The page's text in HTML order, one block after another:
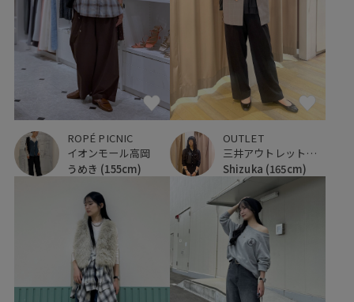
ROPÉ PICNIC
イオンモール高岡
うめき (155cm)
OUTLET
三井アウトレットパーク 仙台港
Shizuka (165cm)